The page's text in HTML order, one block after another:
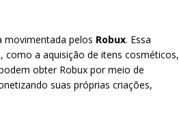
movimentada pelos Robux. Essa
como a aquisição de itens cosméticos,
obter Robux por meio de
suas próprias criações,